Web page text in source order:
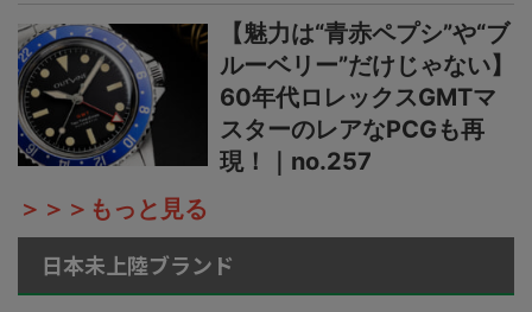
【魅力は“青赤ペプシ”や“ブ
ルーベリー”だけじゃない】
60年代ロレックスGMTマ
スターのレアなPCGも再
現！｜no.257
＞＞＞もっと見る
日本未上陸ブランド